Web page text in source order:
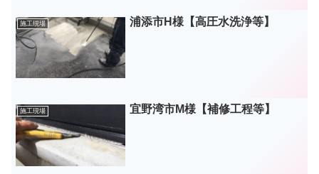
施工現場 浦添市H様【高圧水洗浄等】
施工現場 宜野湾市M様【補修工程等】